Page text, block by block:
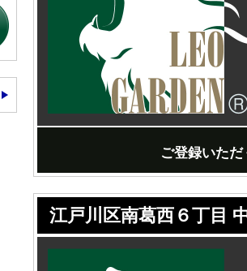
ご登録いただ
江戸川区南葛西６丁目